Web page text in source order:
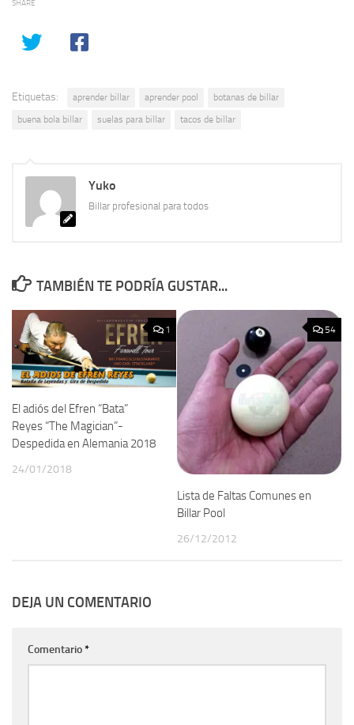
SHARE
Etiquetas: aprender billar aprender pool
botanas de billar
buena bola billar
suelas para billar tacos de billar
Yuko
Billar profesional para todos
TAMBIÉN TE PODRÍA GUSTAR...
1
El adiós del Efren “Bata”
Reyes “The Magician”-
Despedida en Alemania 2018
24/01/2018
54
Lista de Faltas Comunes en
Billar Pool
26/12/2012
DEJA UN COMENTARIO
Comentario*